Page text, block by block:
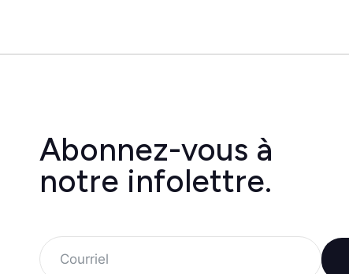
Abonnez-vous à
notre infolettre.